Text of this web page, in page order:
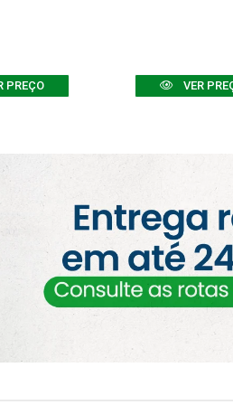
PREÇO VER